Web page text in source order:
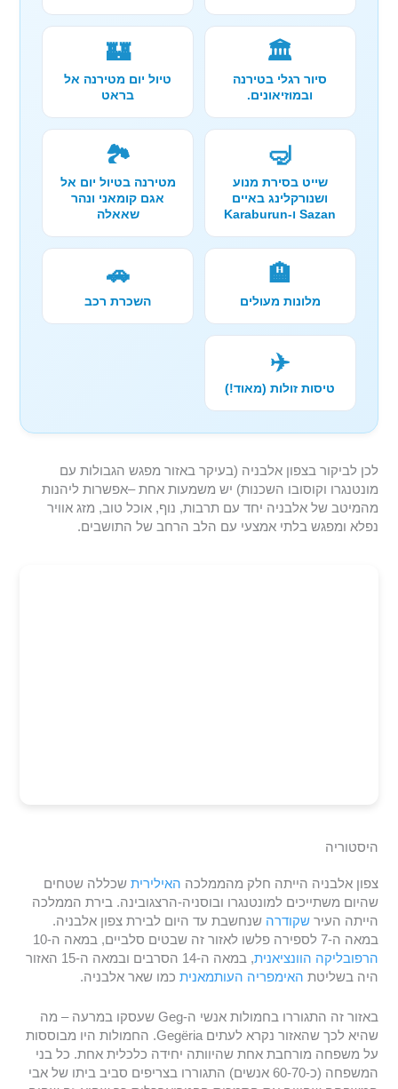
🏛️
סיור רגלי בטירנה
ובמוזיאונים.
🏰
טיול יום מטירנה אל
בראט
🤿
שייט בסירת מנוע
ושנורקלינג באיים
Sazan ו-Karaburun
🏞️
מטירנה בטיול יום אל
אגם קומאני ונהר
שאאלה
🏨
מלונות מעולים
🚗
השכרת רכב
✈️
טיסות זולות (מאוד!)
לכן לביקור בצפון אלבניה (בעיקר באזור מפגש הגבולות עם
מונטנגרו וקוסובו השכנות) יש משמעות אחת –אפשרות ליהנות
מהמיטב של אלבניה יחד עם תרבות, נוף, אוכל טוב, מזג אוויר
נפלא ומפגש בלתי אמצעי עם הלב הרחב של התושבים.
היסטוריה
צפון אלבניה הייתה חלק מהממלכה האילירית שכללה שטחים
שהיום משתייכים למונטנגרו ובוסניה-הרצגובינה. בירת הממלכה
הייתה העירשקודרה שנחשבת עד היום לבירת צפון אלבניה.
במאה ה-7 לספירה פלשו לאזור זה שבטים סלביים, במאה ה-10
הרפובליקה הוונציאנית
, במאה ה-14 הסרבים ובמאה ה-15 האזור
היה בשליטת האימפריה העותמאנית כמו שאר אלבניה.
באזור זה התגוררו בחמולות אנשי ה-Geg שעסקו במרעה – מה
שהיא לכך שהאזור נקרא לעתים Gegëria. החמולות היו מבוססות
על משפחה מורחבת אחת שהיוותה יחידה כלכלית אחת. כל בני
המשפחה (כ-60-70 אנשים) התגוררו בצריפים סביב ביתו של אבי